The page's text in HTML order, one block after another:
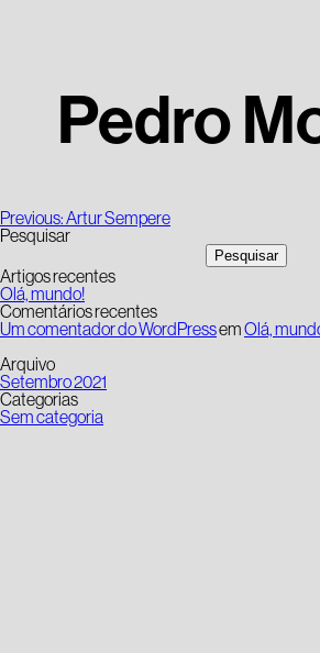
Pedro
Navegação
de
artigos
Previous:Artur Sempere
Pesquisar
Pesquisar
Artigos recentes
Olá, mundo!
Comentários recentes
Um comentador do WordPressemOlá,
Arquivo
Setembro 2021
Categorias
Sem categoria